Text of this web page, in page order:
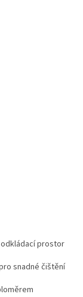
prostor
snadné čištění